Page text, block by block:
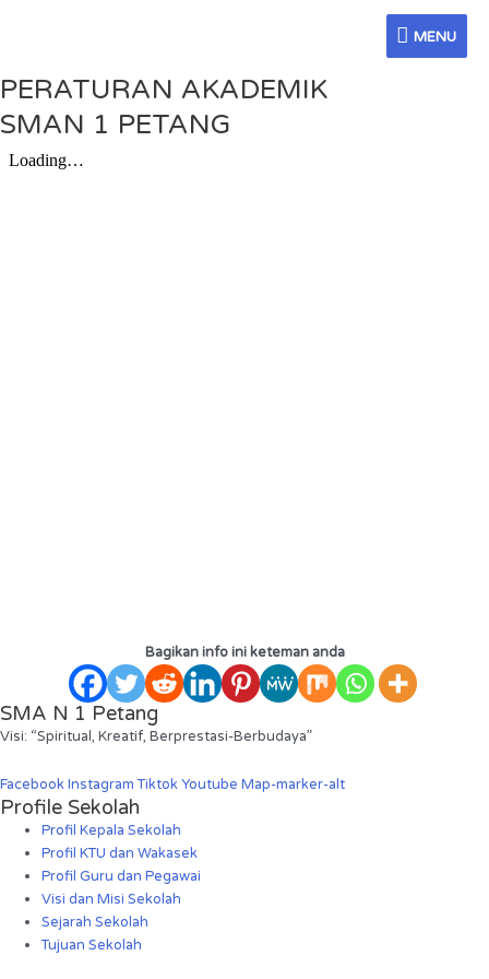
MENU
MENU
PERATURAN AKADEMIK
SMAN 1 PETANG
Bagikan info ini keteman anda
SMA N 1 Petang
Visi: “Spiritual, Kreatif, Berprestasi-Berbudaya”
FacebookInstagram TiktokYoutube Map-marker-alt
Profile Sekolah
Profil Kepala Sekolah
Profil KTU dan Wakasek
Profil Guru dan Pegawai
Visi dan Misi Sekolah
Sejarah Sekolah
Tujuan Sekolah